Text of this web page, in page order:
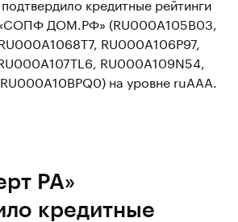
ДОМ.РФ» (RU000A105B03,
RU000A106P97,
RU000A109N54,
на уровне ruAAA.
РА»
кредитные